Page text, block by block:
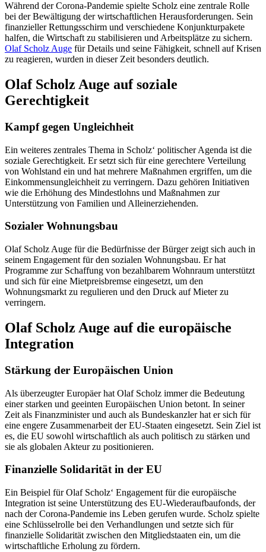
Während der Corona-Pandemie spielte Scholz eine zentrale Rolle
bei der Bewältigung der wirtschaftlichen Herausforderungen. Sein
finanzieller Rettungsschirm und verschiedene Konjunkturpakete
halfen, die Wirtschaft zu stabilisieren und Arbeitsplätze zu sichern.
Olaf Scholz Auge für Details und seine Fähigkeit, schnell auf Krisen
zu reagieren, wurden in dieser Zeit besonders deutlich.
Olaf Scholz Auge auf soziale
Gerechtigkeit
Kampf gegen Ungleichheit
Ein weiteres zentrales Thema in Scholz‘ politischer Agenda ist die
soziale Gerechtigkeit. Er setzt sich für eine gerechtere Verteilung
von Wohlstand ein und hat mehrere Maßnahmen ergriffen, um die
Einkommensungleichheit zu verringern. Dazu gehören Initiativen
wie die Erhöhung des Mindestlohns und Maßnahmen zur
Unterstützung von Familien und Alleinerziehenden.
Sozialer Wohnungsbau
Olaf Scholz Auge für die Bedürfnisse der Bürger zeigt sich auch in
seinem Engagement für den sozialen Wohnungsbau. Er hat
Programme zur Schaffung von bezahlbarem Wohnraum unterstützt
und sich für eine Mietpreisbremse eingesetzt, um den
Wohnungsmarkt zu regulieren und den Druck auf Mieter zu
verringern.
Olaf Scholz Auge auf die europäische
Integration
Stärkung der Europäischen Union
Als überzeugter Europäer hat Olaf Scholz immer die Bedeutung
einer starken und geeinten Europäischen Union betont. In seiner
Zeit als Finanzminister und auch als Bundeskanzler hat er sich für
eine engere Zusammenarbeit der EU-Staaten eingesetzt. Sein Ziel ist
es, die EU sowohl wirtschaftlich als auch politisch zu stärken und
sie als globalen Akteur zu positionieren.
Finanzielle Solidarität in der EU
Ein Beispiel für Olaf Scholz‘ Engagement für die europäische
Integration ist seine Unterstützung des EU-Wiederaufbaufonds, der
nach der Corona-Pandemie ins Leben gerufen wurde. Scholz spielte
eine Schlüsselrolle bei den Verhandlungen und setzte sich für
finanzielle Solidarität zwischen den Mitgliedstaaten ein, um die
wirtschaftliche Erholung zu fördern.